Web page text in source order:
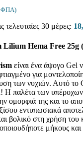
ΦΠΑ)
τελευταίες 30 μέρες:
Lilium Hema Free 25g
είναι ένα άψογο Gel
για
των νυχιών. Αυτό το
Η παλέτα των
ομορφιά της και το
εντυπωσιακά
βολικό στη χρήση του
μήκους και